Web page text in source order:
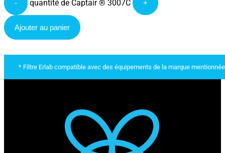
- quantité de Captair ® 3007C +
Ajouter au panier
* Filtre Erlab compatible avec des équipements de la marque